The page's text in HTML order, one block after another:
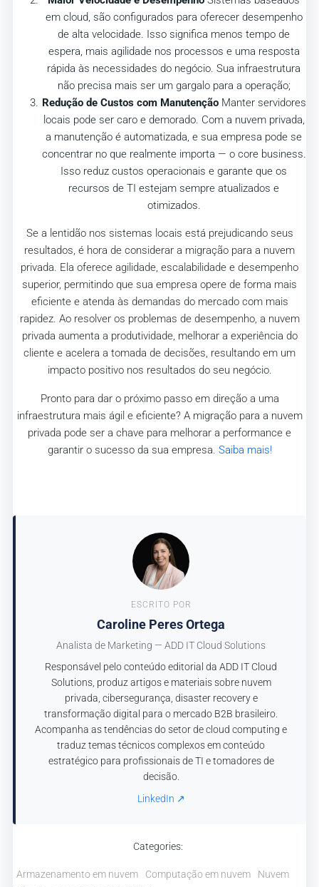
em cloud, são configurados para oferecer desempenho
de alta velocidade. Isso significa menos tempo de
espera, mais agilidade nos processos e uma resposta
rápida às necessidades do negócio. Sua infraestrutura
não precisa mais ser um gargalo para a operação;
Redução de Custos com ManutençãoManter servidores
locais pode ser caro e demorado. Com a nuvem privada,
a manutenção é automatizada, e sua empresa pode se
concentrar no que realmente importa — o core business.
Isso reduz custos operacionais e garante que os
recursos de TI estejam sempre atualizados e
otimizados.
Se a lentidão nos sistemas locais está prejudicando seus
resultados, é hora de considerar a migração para a nuvem
privada. Ela oferece agilidade, escalabilidade e desempenho
superior, permitindo que sua empresa opere de forma mais
eficiente e atenda às demandas do mercado com mais
rapidez. Ao resolver os problemas de desempenho, a nuvem
privada aumenta a produtividade, melhorar a experiência do
cliente e acelera a tomada de decisões, resultando em um
impacto positivo nos resultados do seu negócio.
Pronto para dar o próximo passo em direção a uma
infraestrutura mais ágil e eficiente? A migração para a nuvem
privada pode ser a chave para melhorar a performance e
garantir o sucesso da sua empresa. Saiba mais!
ESCRITO POR
Caroline Peres Ortega
Analista de Marketing — ADD IT Cloud Solutions
Responsável pelo conteúdo editorial da ADD IT Cloud
Solutions, produz artigos e materiais sobre nuvem
privada, cibersegurança, disaster recovery e
transformação digital para o mercado B2B brasileiro.
Acompanha as tendências do setor de cloud computing e
traduz temas técnicos complexos em conteúdo
estratégico para profissionais de TI e tomadores de
decisão.
LinkedIn ↗
Categories:
Armazenamento em nuvem Computação em nuvem
Nuvem